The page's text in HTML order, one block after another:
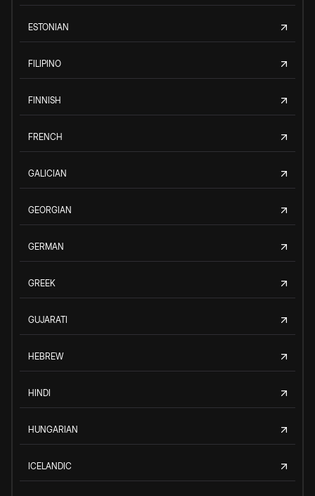
ESTONIAN
FILIPINO
FINNISH
FRENCH
GALICIAN
GEORGIAN
GERMAN
GREEK
GUJARATI
HEBREW
HINDI
HUNGARIAN
ICELANDIC